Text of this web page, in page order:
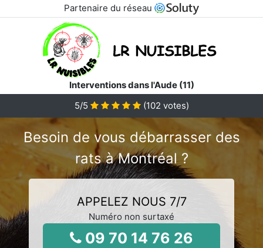
Partenaire du réseau
Interventions dans l'Aude (11)
5/5 (102 votes)
Besoin de vous débarrasser des
rats à Montréal ?
APPELEZ NOUS 7/7
Numéro non surtaxé
09 70 14 76 26